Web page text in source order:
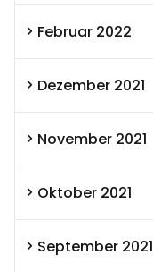
Februar 2022
Dezember 2021
November 2021
Oktober 2021
September 2021